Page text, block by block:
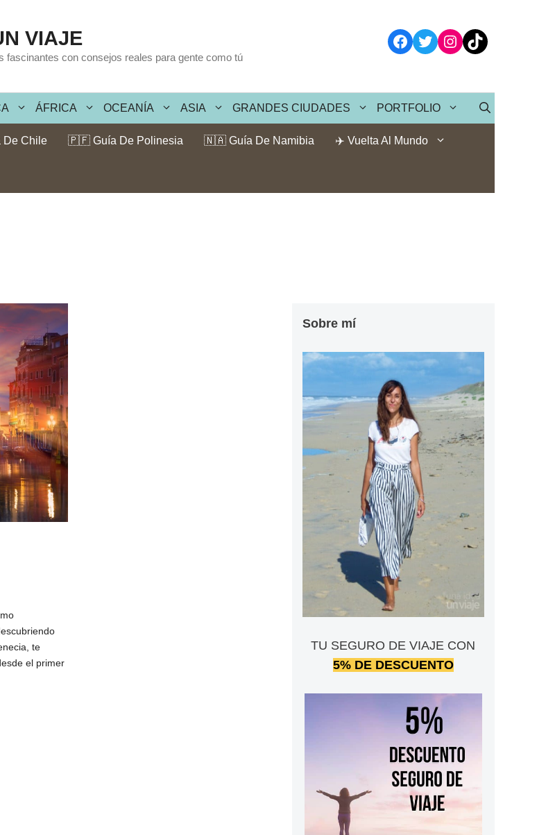
VIAJE
fascinantes con consejos reales para gente como tú
Facebook
TwitterInstagram
TikTok
ÁFRICA OCEANÍA ASIA GRANDES CIUDADES PORTFOLIO
Chile 🇵🇫 Guía De Polinesia 🇳🇦 Guía De Namibia ✈️ Vuelta Al Mundo
te
el primer
Sobre mí
TU SEGURO DE VIAJE CON
5% DE DESCUENTO